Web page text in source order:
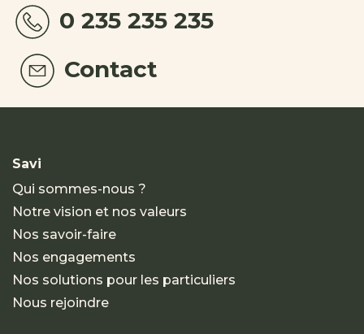
0 235 235 235
Contact
Savi
Qui sommes-nous ?
Notre vision et nos valeurs
Nos savoir-faire
Nos engagements
Nos solutions pour les particuliers
Nous rejoindre